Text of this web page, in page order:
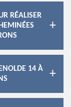
RÉALISER
14 À